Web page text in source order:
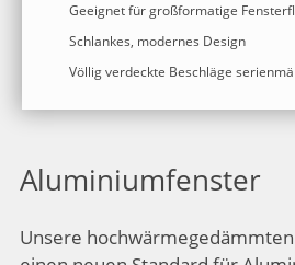
Geeignet für großformatige
Schlankes, modernes Design
Völlig verdeckte Beschläge
Aluminiumfenster
Unsere